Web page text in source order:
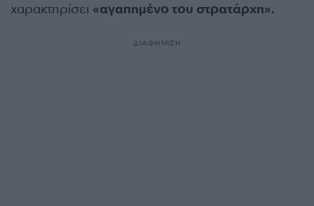
χαρακτηρίσει «αγαπημένο του στρατάρχη».
ΔΙΑΦΗΜΙΣΗ